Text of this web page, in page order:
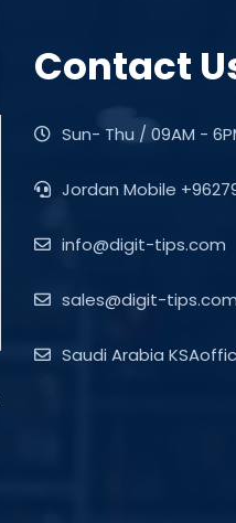
Contact
Sun- Thu / 09AM -
Jordan Mobile
info@digit-tips.com
sales@digit-tips.com
Saudi Arabia